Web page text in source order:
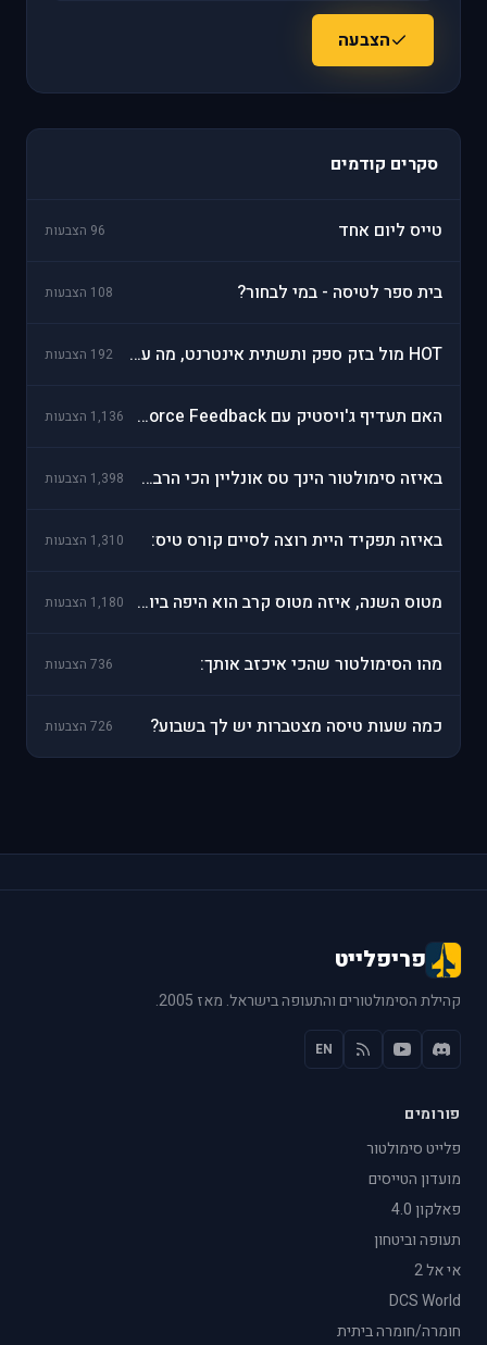
הצבעה
סקרים קודמים
טייס ליום אחד 96 הצבעות
בית ספר לטיסה - במי לבחור? 108 הצבעות
HOT מול בזק ספק ותשתית אינטרנט, מה עדיף? 192 הצבעות
האם תעדיף ג'ויסטיק עם Force Feedback? 1,136 הצבעות
באיזה סימולטור הינך טס אונליין הכי הרבה? 1,398 הצבעות
באיזה תפקיד היית רוצה לסיים קורס טיס: 1,310 הצבעות
מטוס השנה, איזה מטוס קרב הוא היפה ביותר: 1,180 הצבעות
מהו הסימולטור שהכי איכזב אותך: 736 הצבעות
כמה שעות טיסה מצטברות יש לך בשבוע? 726 הצבעות
פריפלייט
קהילת הסימולטורים והתעופה בישראל. מאז 2005.
EN
פורומים
פלייט סימולטור
מועדון הטייסים
פאלקון 4.0
תעופה וביטחון
אי אל 2
DCS World
חומרה/חומרה ביתית